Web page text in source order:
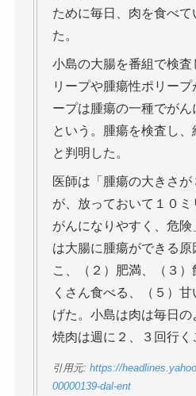
ために毎日、肉を食べて
た。
小島の大腸を番組で検
リープや腫瘍性ポリー
ープは腫瘍の一種でが
という。腫瘍を検査し
と判明した。
医師は「腫瘍の大きさ
が、放っておいて１０ミ
がんになりやすく、危
は大腸に腫瘍ができる
こ、（２）肥満、（３
くさん食べる、（５）
げた。小島は肉は毎日の
焼肉は週に２、３回行く
引用元: https://
00000139-dal-ent